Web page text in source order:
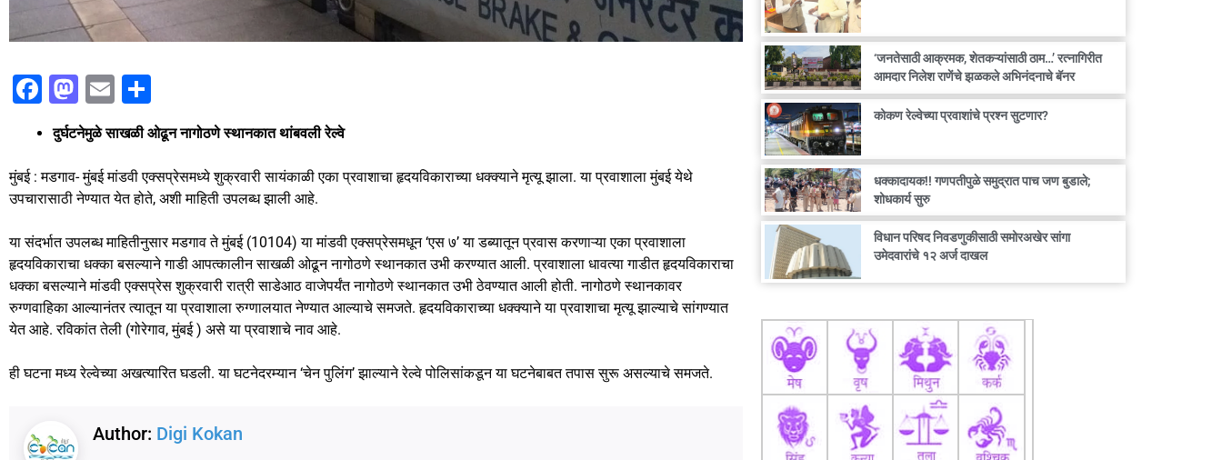
F
c
e
b
o
o
k
M
a
st
o
d
o
n
E
m
ai
l
h
ar
e
दुर्घटनेमुळे साखळी ओढून नागोठणे स्थानकात थांबवली रेल्वे
मुंबई : मडगाव- मुंबई मांडवी एक्सप्रेसमध्ये शुक्रवारी सायंकाळी एका प्रवाशाचा हृदयविकाराच्या धक्क्याने मृत्यू झाला. या प्रवाशाला मुंबई येथे
उपचारासाठी नेण्यात येत होते, अशी माहिती उपलब्ध झाली आहे.
या संदर्भात उपलब्ध माहितीनुसार मडगाव ते मुंबई (10104) या मांडवी एक्सप्रेसमधून ‘एस ७’ या डब्यातून प्रवास करणाऱ्या एका प्रवाशाला
हृदयविकाराचा धक्का बसल्याने गाडी आपत्कालीन साखळी ओढून नागोठणे स्थानकात उभी करण्यात आली. प्रवाशाला धावत्या गाडीत हृदयविकाराचा
धक्का बसल्याने मांडवी एक्सप्रेस शुक्रवारी रात्री साडेआठ वाजेपर्यंत नागोठणे स्थानकात उभी ठेवण्यात आली होती. नागोठणे स्थानकावर
रुग्णवाहिका आल्यानंतर त्यातून या प्रवाशाला रुग्णालयात नेण्यात आल्याचे समजते. हृदयविकाराच्या धक्क्याने या प्रवाशाचा मृत्यू झाल्याचे सांगण्यात
येत आहे. रविकांत तेली (गोरेगाव, मुंबई ) असे या प्रवाशाचे नाव आहे.
ही घटना मध्य रेल्वेच्या अखत्यारित घडली. या घटनेदरम्यान ‘चेन पुलिंग’ झाल्याने रेल्वे पोलिसांकडून या घटनेबाबत तपास सुरू असल्याचे समजते.
Author: Digi Kokan
‘जनतेसाठी आक्रमक, शेतकऱ्यांसाठी ठाम…’ रत्नागिरीत
आमदार निलेश राणेंचे झळकले अभिनंदनाचे बॅनर
कोकण रेल्वेच्या प्रवाशांचे प्रश्न सुटणार?
धक्कादायक!! गणपतीपुळे समुद्रात पाच जण बुडाले;
शोधकार्य सुरु
विधान परिषद निवडणुकीसाठी समोरअखेर सांगा
उमेदवारांचे १२ अर्ज दाखल